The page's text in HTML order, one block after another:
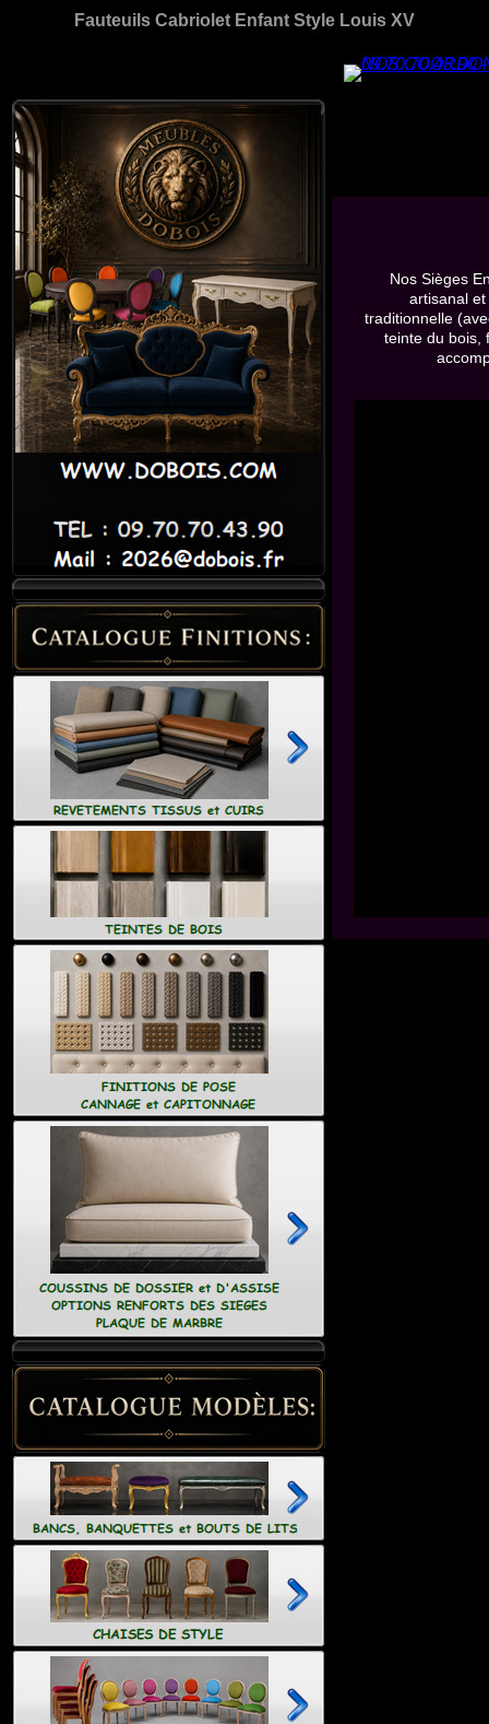
Fauteuils Cabriolet Enfant Style Louis XV
Nos Sièges
artisanal
traditionnelle
teinte du bois,